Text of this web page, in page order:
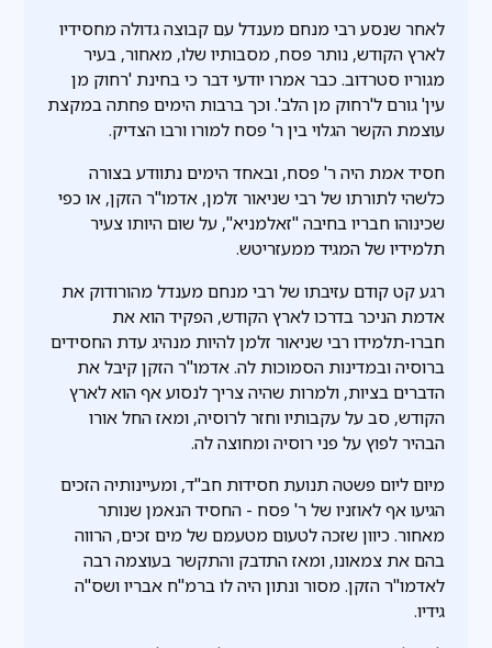
לאחר שנסע רבי מנחם מענדל עם קבוצה גדולה מחסידיו
לארץ הקודש, נותר פסח, מסבותיו שלו, מאחור, בעיר
מגוריו סטרדוב. כבר אמרו יודעי דבר כי בחינת 'רחוק מן
עין' גורם ל'רחוק מן הלב'. וכך ברבות הימים פחתה במקצת
עוצמת הקשר הגלוי בין ר' פסח למורו ורבו הצדיק.
חסיד אמת היה ר' פסח, ובאחד הימים נתוודע בצורה
כלשהי לתורתו של רבי שניאור זלמן, אדמו"ר הזקן, או כפי
שכינוהו חבריו בחיבה "זאלמניא", על שום היותו צעיר
תלמידיו של המגיד ממעזריטש.
רגע קט קודם עזיבתו של רבי מנחם מענדל מהורודוק את
אדמת הניכר בדרכו לארץ הקודש, הפקיד הוא את
חברו-תלמידו רבי שניאור זלמן להיות מנהיג עדת החסידים
ברוסיה ובמדינות הסמוכות לה. אדמו"ר הזקן קיבל את
הדברים בציות, ולמרות שהיה צריך לנסוע אף הוא לארץ
הקודש, סב על עקבותיו וחזר לרוסיה, ומאז החל אורו
הבהיר לפוץ על פני רוסיה ומחוצה לה.
מיום ליום פשטה תנועת חסידות חב"ד, ומעיינותיה הזכים
הגיעו אף לאוזניו של ר' פסח - החסיד הנאמן שנותר
מאחור. כיוון שזכה לטעום מטעמם של מים זכים, הרווה
בהם את צמאונו, ומאז התדבק והתקשר בעוצמה רבה
לאדמו"ר הזקן. מסור ונתון היה לו ברמ"ח אבריו ושס"ה
גידיו.